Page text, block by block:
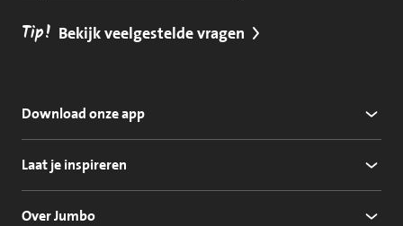
Tip! Bekijk veelgestelde vragen
Download onze app
Laat je inspireren
Over Jumbo